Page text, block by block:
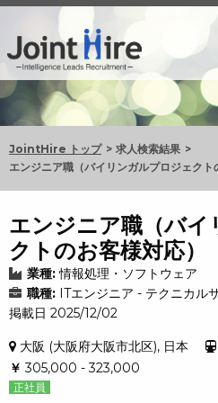
JointHire トップ
求人検索結果
エンジニア職（バイリンガルプロジェクト
エンジニア職（バイ
クトのお客様対応）
業種: 情報処理・ソフトウェア
職種: ITエンジニア - テクニカル
掲載日 2025/12/02
大阪 (大阪府大阪市北区), 日本
￥ 305,000 - 323,000
正社員